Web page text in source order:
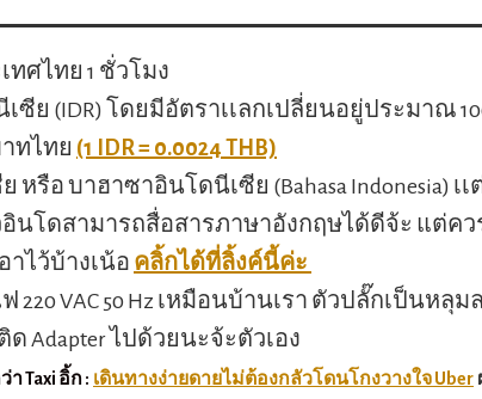
ทศไทย 1 ชั่วโมง
ซีย (IDR) โดยมีอัตราเเลกเปลี่ยนอยู่ประมาณ
ทไทย (1 IDR = 0.0024 THB)
หรือ บาฮาซาอินโดนีเซีย (Bahasa Indonesia) เเ
นโดสามารถสื่อสารภาษาอังกฤษได้ดีจ้ะ แต่คว
ไว้บ้างเน้อ คลิ้กได้ที่ลิ้งค์นี้ค่ะ
220 VAC 50 Hz เหมือนบ้านเรา ตัวปลั๊กเป็นหลุม
Adapter ไปด้วยนะจ้ะตัวเอง
Taxi อิ้ก : เดินทางง่ายดายไม่ต้องกลัวโดนโกงวางใจ Uber